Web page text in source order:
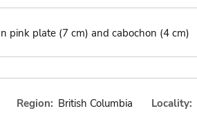
pink plate (7 cm) and cabochon (4 cm)
Region: British Columbia Locality: